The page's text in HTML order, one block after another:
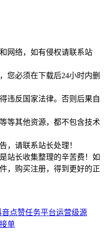
网络，如有侵权请联系站
您必须在下载后24小时内删
违反国家法律。否则后果自
等其他资源，都不包含技术
，请联系站长处理！
站长收集整理的辛苦费！如
，购买注册，得到更好的正
音点赞任务平台运营级源
单